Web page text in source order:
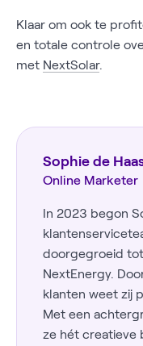
Klaar om ook te
en totale controle
met NextSolar.
Sophie de
Online Marketer
In 2023 begon
doorgegroeid
NextEnergy.
klanten weet zij
Met een
ze hét creatieve